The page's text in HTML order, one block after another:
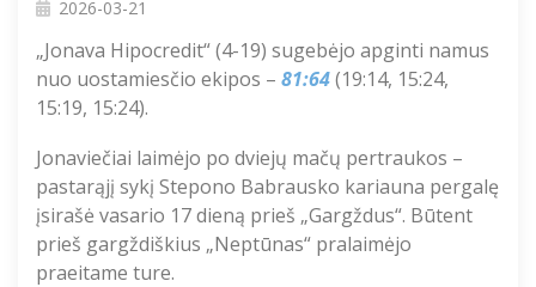
2026-03-21
„Jonava Hipocredit“ (4-19) sugebėjo apginti namus
nuo uostamiesčio ekipos – 81:64(19:14, 15:24,
15:19, 15:24).
Jonaviečiai laimėjo po dviejų mačų pertraukos –
pastarąjį sykį Stepono Babrausko kariauna pergalę
įsirašė vasario 17 dieną prieš „Gargždus“. Būtent
prieš gargždiškius „Neptūnas“ pralaimėjo
praeitame ture.